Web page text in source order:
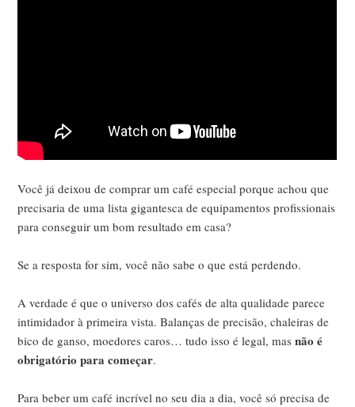
Você já deixou de comprar um café especial porque achou que
precisaria de uma lista gigantesca de equipamentos profissionais
para conseguir um bom resultado em casa?
Se a resposta for sim, você não sabe o que está perdendo.
A verdade é que o universo dos cafés de alta qualidade parece
intimidador à primeira vista. Balanças de precisão, chaleiras de
bico de ganso, moedores caros… tudo isso é legal, masnão é
obrigatório para começar.
Para beber um café incrível no seu dia a dia, você só precisa de